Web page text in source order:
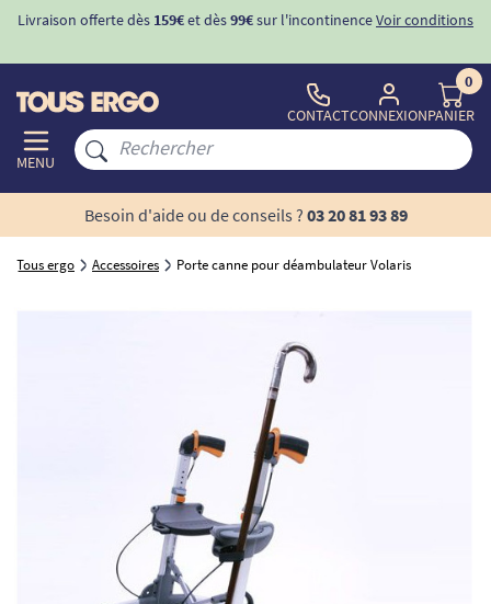
Livraison offerte dès 159€et dès99€sur l'incontinenceVoir conditions
MENU
CONTACTCONNEXION
0
PANIER
Besoin d'aide ou de conseils ? 03 20 81 93 89
Tous ergo Accessoires Porte canne pour déambulateur Volaris